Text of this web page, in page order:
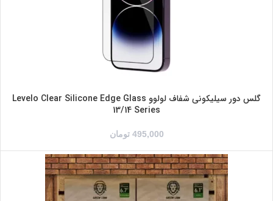
گلس دور سیلیکونی شفاف لولوو Levelo Clear Silicone Edge Glass
13/14 Series
495,000 تومان
IPHONE 14PRO
IPHONE 14PROMAX